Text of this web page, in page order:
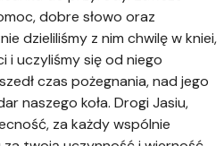
dobre słowo oraz
dzieliliśmy z nim chwilę w kniei,
i uczyliśmy się od niego
czas pożegnania, nad jego
naszego koła. Drogi Jasiu,
za każdy wspólnie